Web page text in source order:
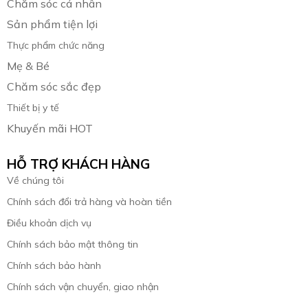
Chăm sóc cá nhân
Sản phẩm tiện lợi
Thực phẩm chức năng
Mẹ & Bé
Chăm sóc sắc đẹp
Thiết bị y tế
Khuyến mãi HOT
HỖ TRỢ KHÁCH HÀNG
Về chúng tôi
Chính sách đổi trả hàng và hoàn tiền
Điều khoản dịch vụ
Chính sách bảo mật thông tin
Chính sách bảo hành
Chính sách vận chuyển, giao nhận